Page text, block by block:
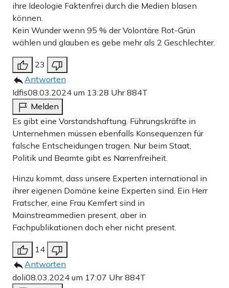
ihre Ideologie Faktenfrei durch die Medien blasen
können.
Kein Wunder wenn 95 % der Volontäre Rot-Grün
wählen und glauben es gebe mehr als 2 Geschlechter.
23
Antworten
Idfis08.03.2024 um 13:28 Uhr884T
Melden
Es gibt eine Vorstandshaftung. Führungskräfte in
Unternehmen müssen ebenfalls Konsequenzen für
falsche Entscheidungen tragen. Nur beim Staat,
Politik und Beamte gibt es Narrenfreiheit.
Hinzu kommt, dass unsere Experten international in
ihrer eigenen Domäne keine Experten sind. Ein Herr
Fratscher, eine Frau Kemfert sind in
Mainstreammedien present, aber in
Fachpublikationen doch eher nicht present.
14
Antworten
doli08.03.2024 um 17:07 Uhr884T